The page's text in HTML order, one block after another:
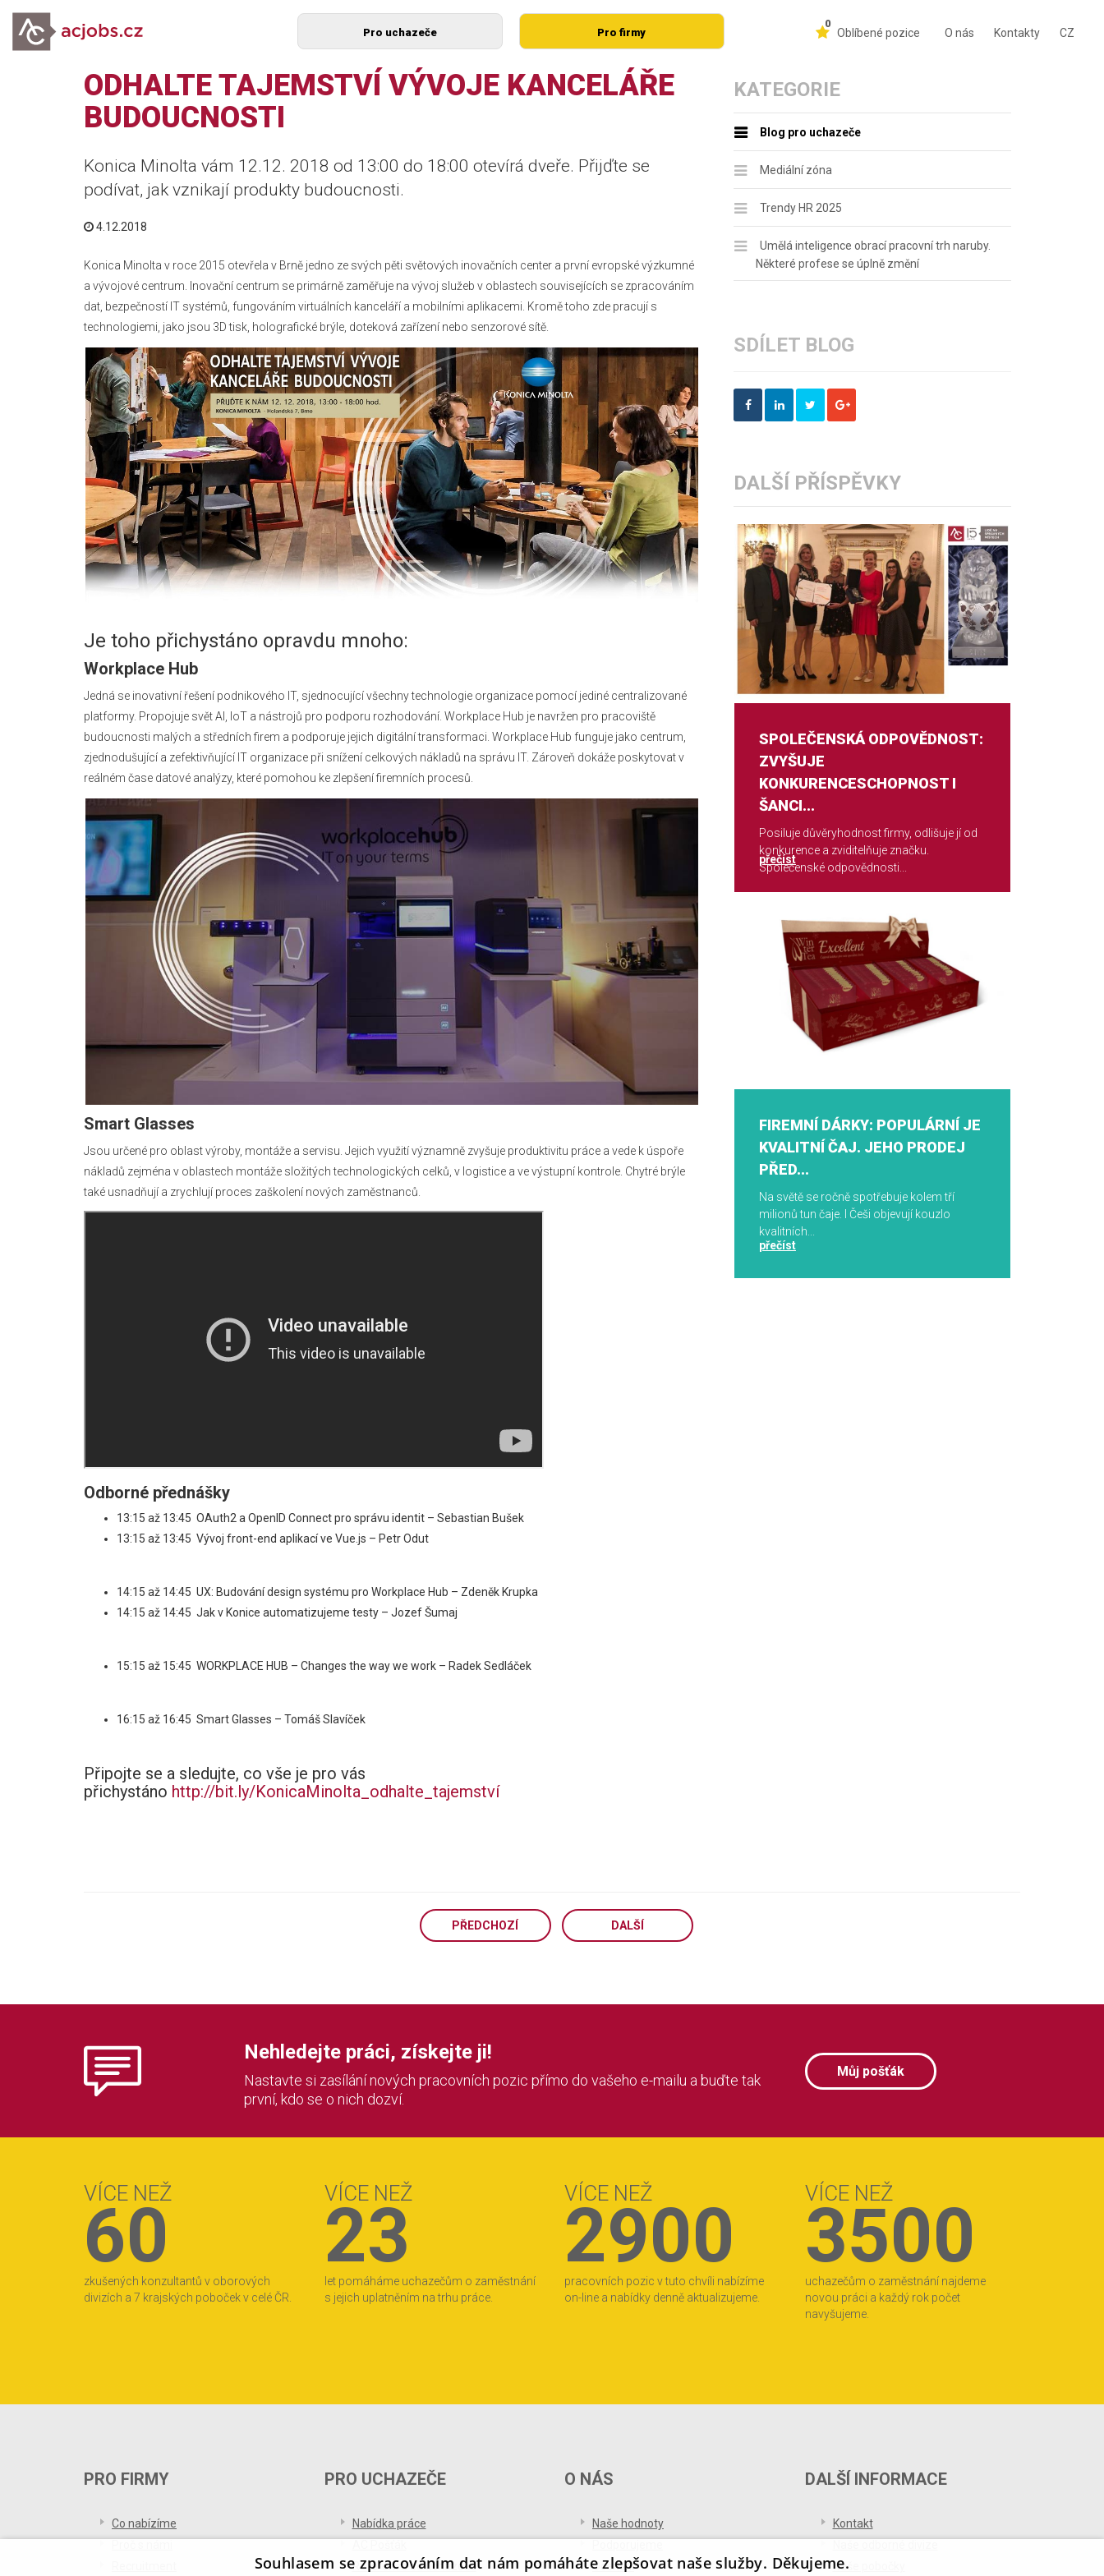
Pro uchazeče Pro firmy
0
Oblíbené pozice O nás Kontakty CZ
ODHALTE TAJEMSTVÍ VÝVOJE KANCELÁŘE
BUDOUCNOSTI
Konica Minolta vám 12.12. 2018 od 13:00 do 18:00 otevírá dveře. Přijďte se
podívat, jak vznikají produkty budoucnosti.
4.12.2018
Konica Minolta v roce 2015 otevřela v Brně jedno ze svých pěti světových inovačních center a první evropské výzkumné
a vývojové centrum. Inovační centrum se primárně zaměřuje na vývoj služeb v oblastech souvisejících se zpracováním
dat, bezpečností IT systémů, fungováním virtuálních kanceláří a mobilními aplikacemi. Kromě toho zde pracují s
technologiemi, jako jsou 3D tisk, holografické brýle, doteková zařízení nebo senzorové sítě.
Je toho přichystáno opravdu mnoho:
Workplace Hub
Jedná se inovativní řešení podnikového IT, sjednocující všechny technologie organizace pomocí jediné centralizované
platformy. Propojuje svět AI, IoT a nástrojů pro podporu rozhodování. Workplace Hub je navržen pro pracoviště
budoucnosti malých a středních firem a podporuje jejich digitální transformaci. Workplace Hub funguje jako centrum,
zjednodušující a zefektivňující IT organizace při snížení celkových nákladů na správu IT. Zároveň dokáže poskytovat v
reálném čase datové analýzy, které pomohou ke zlepšení firemních procesů.
Smart Glasses
Jsou určené pro oblast výroby, montáže a servisu. Jejich využití významně zvyšuje produktivitu práce a vede k úspoře
nákladů zejména v oblastech montáže složitých technologických celků, v logistice a ve výstupní kontrole. Chytré brýle
také usnadňují a zrychlují proces zaškolení nových zaměstnanců.
Odborné přednášky
13:15 až 13:45 OAuth2 a OpenID Connect pro správu identit – Sebastian Bušek
13:15 až 13:45 Vývoj front-end aplikací ve Vue.js – Petr Odut
14:15 až 14:45 UX: Budování design systému pro Workplace Hub – Zdeněk Krupka
14:15 až 14:45 Jak v Konice automatizujeme testy – Jozef Šumaj
15:15 až 15:45 WORKPLACE HUB – Changes the way we work – Radek Sedláček
16:15 až 16:45 Smart Glasses – Tomáš Slavíček
Připojte se a sledujte, co vše je pro vás
přichystáno http://bit.ly/KonicaMinolta_odhalte_tajemství
KATEGORIE
Blog pro uchazeče
Mediální zóna
Trendy HR 2025
Umělá inteligence obrací pracovní trh naruby.
Některé profese se úplně změní
SDÍLET BLOG
DALŠÍ PŘÍSPĚVKY
SPOLEČENSKÁ ODPOVĚDNOST:
ZVYŠUJE
KONKURENCESCHOPNOST I
ŠANCI...
Posiluje důvěryhodnost firmy, odlišuje jí od
konkurence a zviditelňuje značku.
Společenské odpovědnosti...
přečíst
FIREMNÍ DÁRKY: POPULÁRNÍ JE
KVALITNÍ ČAJ. JEHO PRODEJ
PŘED...
Na světě se ročně spotřebuje kolem tří
milionů tun čaje. I Češi objevují kouzlo
kvalitních...
přečíst
PŘEDCHOZÍ DALŠÍ
Nehledejte práci, získejte ji!
Nastavte si zasílání nových pracovních pozic přímo do vašeho e-mailu a buďte tak
první, kdo se o nich dozví.
Můj pošťák
VÍCE NEŽ
60
zkušených konzultantů v oborových
divizích a 7 krajských poboček v celé ČR.
VÍCE NEŽ
23
let pomáháme uchazečům o zaměstnání
s jejich uplatněním na trhu práce.
VÍCE NEŽ
2900
pracovních pozic v tuto chvíli nabízíme
on-line a nabídky denně aktualizujeme.
VÍCE NEŽ
3500
uchazečům o zaměstnání najdeme
novou práci a každý rok počet
navyšujeme.
PRO FIRMY
Co nabízíme
PRO UCHAZEČE
Nabídka práce
Reference od uchazečů
O NÁS
Naše hodnoty
Ocenění
DALŠÍ INFORMACE
Kontakt
Naše pobočky
Souhlasem se zpracováním dat nám pomáháte zlepšovat naše služby. Děkujeme.